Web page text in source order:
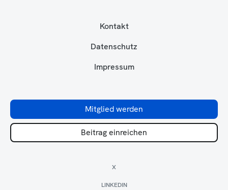
Kontakt
Datenschutz
Impressum
Mitglied werden
Beitrag einreichen
X
LINKEDIN